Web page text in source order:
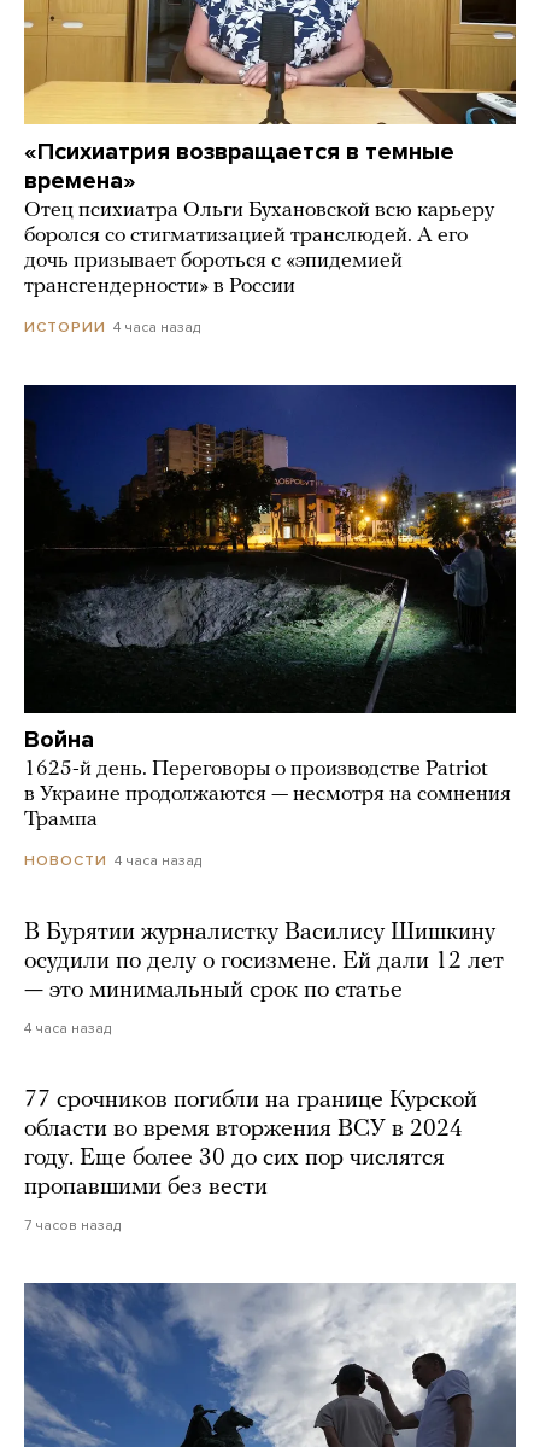
«Психиатрия возвращается в темные
времена»
Отец психиатра Ольги Бухановской всю карьеру
боролся со стигматизацией транслюдей. А его
дочь призывает бороться с «эпидемией
трансгендерности» в России
ИСТОРИИ 4 часа назад
Война
1625-й день. Переговоры о производстве Patriot
в Украине продолжаются — несмотря на сомнения
Трампа
НОВОСТИ 4 часа назад
В Бурятии журналистку Василису Шишкину
осудили по делу о госизмене. Ей дали 12 лет
— это минимальный срок по статье
4 часа назад
77 срочников погибли на границе Курской
области во время вторжения ВСУ в 2024
году. Еще более 30 до сих пор числятся
пропавшими без вести
7 часов назад